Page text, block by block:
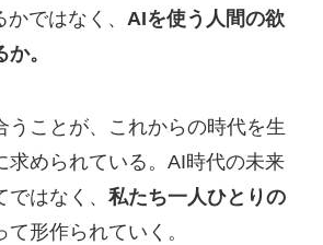
ではなく、 AIを使う人間の欲
。
うことが、これからの時代を生
求められている。AI時代の未来
はなく、 私たち一人ひとりの
て形作られていく。